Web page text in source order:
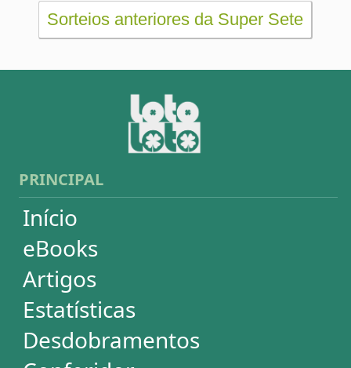
ESTATÍSTICAS
Mega-Sena
Dia de Sorte
Super Sete
Timemania
Dupla-Sena
Lotomania
Powerball
Mega Millions